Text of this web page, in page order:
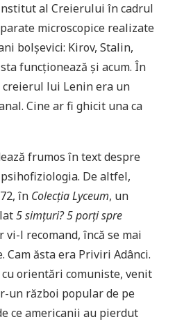
al Creierului în cadrul
microscopice realizate
bolșevici: Kirov, Stalin,
funcționează și acum. În
creierul lui Lenin era un
Cine ar fi ghicit una ca
frumos în text despre
De altfel,
în Colecția Lyceum, un
5 simțuri? 5 porți spre
vi-l recomand, încă se mai
ăsta era Priviri Adânci.
orientări comuniste, venit
un război popular de pe
ce americanii au pierdut